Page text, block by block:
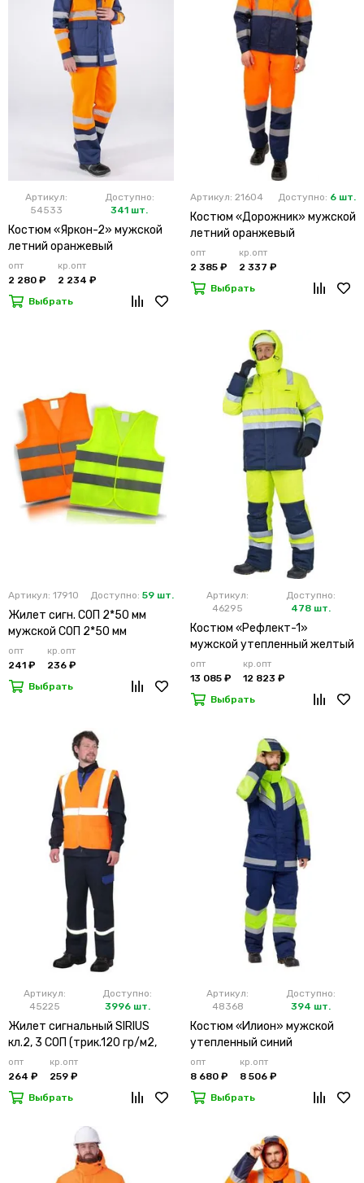
Артикул:
54533
Доступно:
341 шт.
Костюм «Яркон-2» мужской
летний оранжевый
опт
2 280 ₽
кр.опт
2 234 ₽
Выбрать
Артикул: 21604 Доступно: 6 шт.
Костюм «Дорожник» мужской
летний оранжевый
опт
2 385 ₽
кр.опт
2 337 ₽
Выбрать
Артикул: 17910 Доступно: 59 шт.
Жилет сигн. СОП 2*50 мм
мужской СОП 2*50 мм
опт
241 ₽
кр.опт
236 ₽
Выбрать
Артикул:
46295
Доступно:
478 шт.
Костюм «Рефлект-1»
мужской утепленный желтый
с п/к
опт
13 085 ₽
кр.опт
12 823 ₽
Выбрать
Артикул:
45225
Доступно:
3996 шт.
Жилет сигнальный SIRIUS
кл.2, 3 СОП (трик.120 гр/м2,
карманы) оранжевый
опт
264 ₽
кр.опт
259 ₽
Выбрать
Артикул:
48368
Доступно:
394 шт.
Костюм «Илион» мужской
утепленный синий
опт
8 680 ₽
кр.опт
8 506 ₽
Выбрать